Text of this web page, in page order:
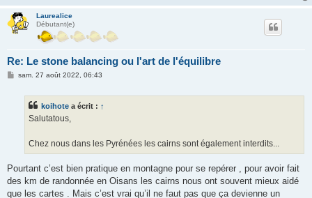
Laurealice
Débutant(e)
Re: Le stone balancing ou l'art de l'équilibre
Msam. 27 août 2022, 06:43
koihote a écrit : ↑
Salutatous,
Chez nous dans les Pyrénées les cairns sont également interdits...
Pourtant c’est bien pratique en montagne pour se repérer , pour avoir fait
des km de randonnée en Oisans les cairns nous ont souvent mieux aidé
que les cartes . Mais c’est vrai qu’il ne faut pas que ça devienne un